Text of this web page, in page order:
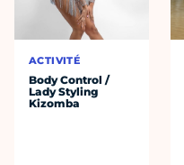
ACTIVITÉ
Body Control /
Lady Styling
Kizomba